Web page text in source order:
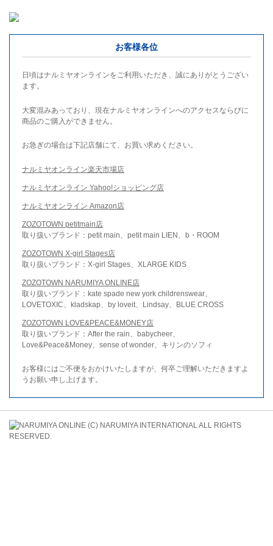
お客様各位
日頃はナルミヤオンラインをご利用いただき、誠にありがとうござい
ます。
大変混みあっており、現在ナルミヤオンラインへのアクセスならびに
商品のご購入ができません。
お急ぎの場合は下記店舗にて、お買い求めください。
ナルミヤオンライン楽天市場店
ナルミヤオンライン Yahoo!ショッピング店
ナルミヤオンライン Amazon店
ZOZOTOWN petitmain店
取り扱いブランド：petit main、petit main LIEN、b・ROOM
ZOZOTOWN X-girl Stages店
取り扱いブランド：X-girl Stages、XLARGE KIDS
ZOZOTOWN NARUMIYA ONLINE店
取り扱いブランド：kate spade new york childrenswear、
LOVETOXIC、kladskap、by loveit、Lindsay、BLUE CROSS
ZOZOTOWN LOVE&PEACE&MONEY店
取り扱いブランド：After the rain、babycheer、
Love&Peace&Money、sense of wonder、キリンのソフィ
お客様にはご不便をおかけいたしますが、何卒ご理解いただきますよ
うお願い申し上げます。